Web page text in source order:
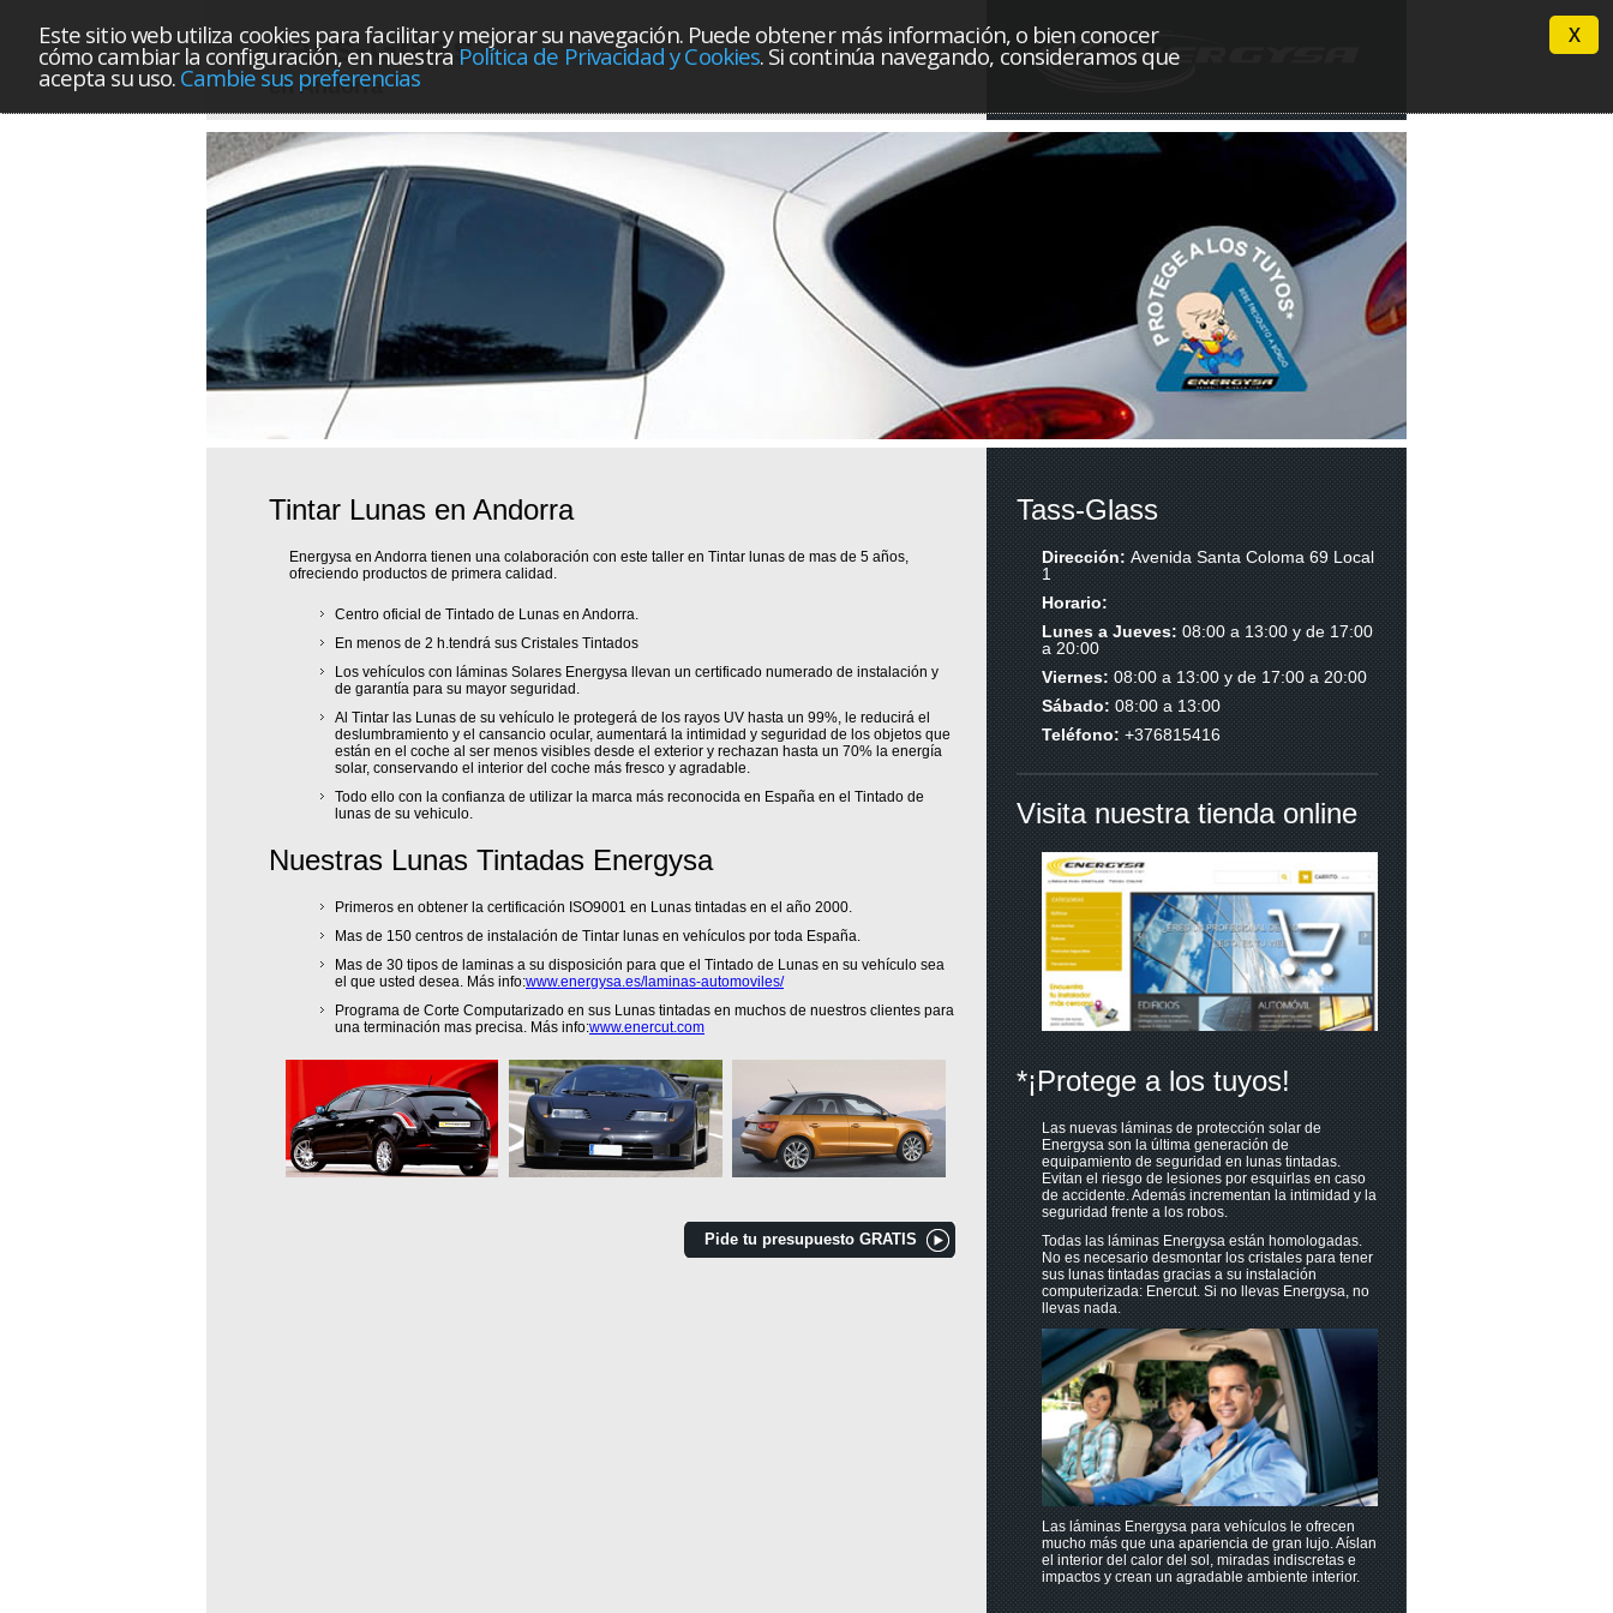
Este sitio web utiliza cookies para facilitar y mejorar su navegación. Puede obtener más información, o bien conocer
cómo cambiar la configuración, en nuestra Política de Privacidad y Cookies. Si continúa navegando, consideramos que
acepta su uso. Cambie sus preferencias
X
Tass-Glass
en Andorra
Tintar Lunas en Andorra
Energysa en Andorra tienen una colaboración con este taller en Tintar lunas de mas de 5 años,
ofreciendo productos de primera calidad.
Centro oficial de Tintado de Lunas en Andorra.
En menos de 2 h.tendrá sus Cristales Tintados
Los vehículos con láminas Solares Energysa llevan un certificado numerado de instalación y
de garantía para su mayor seguridad.
Al Tintar las Lunas de su vehículo le protegerá de los rayos UV hasta un 99%, le reducirá el
deslumbramiento y el cansancio ocular, aumentará la intimidad y seguridad de los objetos que
están en el coche al ser menos visibles desde el exterior y rechazan hasta un 70% la energía
solar, conservando el interior del coche más fresco y agradable.
Todo ello con la confianza de utilizar la marca más reconocida en España en el Tintado de
lunas de su vehiculo.
Nuestras Lunas Tintadas Energysa
Primeros en obtener la certificación ISO9001 en Lunas tintadas en el año 2000.
Mas de 150 centros de instalación de Tintar lunas en vehículos por toda España.
Mas de 30 tipos de laminas a su disposición para que el Tintado de Lunas en su vehículo sea
el que usted desea. Más info:www.energysa.es/laminas-automoviles/
Programa de Corte Computarizado en sus Lunas tintadas en muchos de nuestros clientes para
una terminación mas precisa. Más info:www.enercut.com
Pide tu presupuesto GRATIS
Tass-Glass
Dirección:Avenida Santa Coloma 69 Local
1
Horario:
Lunes a Jueves:08:00 a 13:00 y de 17:00
a 20:00
Viernes:08:00 a 13:00 y de 17:00 a 20:00
Sábado:08:00 a 13:00
Teléfono:+376815416
Visita nuestra tienda online
*¡Protege a los tuyos!
Las nuevas láminas de protección solar de
Energysa son la última generación de
equipamiento de seguridad en lunas tintadas.
Evitan el riesgo de lesiones por esquirlas en caso
de accidente. Además incrementan la intimidad y la
seguridad frente a los robos.
Todas las láminas Energysa están homologadas.
No es necesario desmontar los cristales para tener
sus lunas tintadas gracias a su instalación
computerizada: Enercut. Si no llevas Energysa, no
llevas nada.
Las láminas Energysa para vehículos le ofrecen
mucho más que una apariencia de gran lujo. Aíslan
el interior del calor del sol, miradas indiscretas e
impactos y crean un agradable ambiente interior.